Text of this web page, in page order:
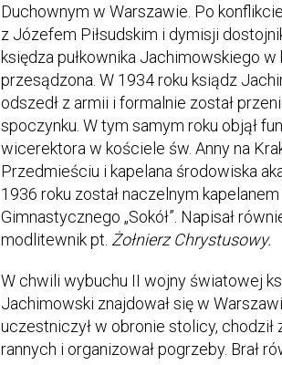
Duchownym w Warszawie. Po
z Józefem Piłsudskim i dymisji
księdza pułkownika Jachimowskiego w
przesądzona. W 1934 roku ksiądz
odszedł z armii i formalnie został
spoczynku. W tym samym roku objął
wicerektora w kościele św. Anny na
Przedmieściu i kapelana środowiska
1936 roku został naczelnym
Gimnastycznego „Sokół”. Napisał
modlitewnik pt. Żołnierz Chrystusowy.
W chwili wybuchu II wojny światowej
Jachimowski znajdował się w
uczestniczył w obronie stolicy, chodził
rannych i organizował pogrzeby. Brał